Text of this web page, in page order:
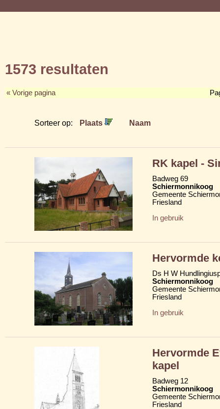
1573 resultaten
« Vorige pagina
Sorteer op: Plaats Naam
RK kapel -
Badweg 69
Schiermonnikoog
Gemeente
Friesland
In gebruik
Hervormde
Ds H W
Schiermonnikoog
Gemeente
Friesland
In gebruik
Hervormde
kapel
Badweg 12
Schiermonnikoog
Gemeente
Friesland